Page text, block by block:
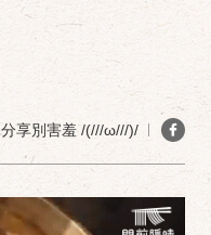
分享別害羞 /(///ω///)/